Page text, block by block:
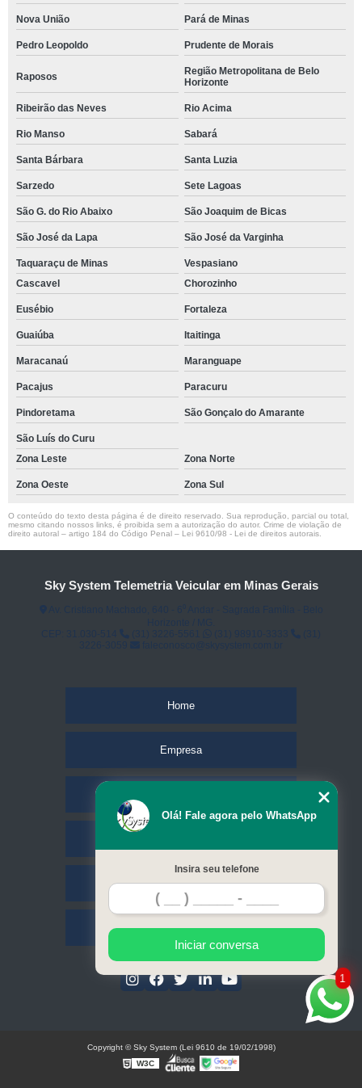
Nova União Pará de Minas
Pedro Leopoldo Prudente de Morais
Raposos
Região Metropolitana de Belo
Horizonte
Ribeirão das Neves Rio Acima
Rio Manso Sabará
Santa Bárbara Santa Luzia
Sarzedo Sete Lagoas
São G. do Rio Abaixo São Joaquim de Bicas
São José da Lapa São José da Varginha
Taquaraçu de Minas
Vespasiano
Cascavel
Chorozinho
Eusébio Fortaleza
Guaiúba Itaitinga
Maracanaú Maranguape
Pacajus Paracuru
Pindoretama São Gonçalo do Amarante
São Luís do Curu
Zona Leste
Zona Norte
Zona Oeste Zona Sul
O conteúdo do texto desta página é de direito reservado. Sua reprodução, parcial ou total,
mesmo citando nossos links, é proibida sem a autorização do autor. Crime de violação de
direito autoral – artigo 184 do Código Penal – Lei 9610/98 - Lei de direitos autorais
Sky System Telemetria Veicular em Minas Gerais
Home
Empresa
Contato
Mapa do site
1
Olá! Fale agora pelo WhatsApp
Insira seu telefone
Iniciar conversa
Copyright © Sky System (Lei 9610 de 19/02/1998)
W3C